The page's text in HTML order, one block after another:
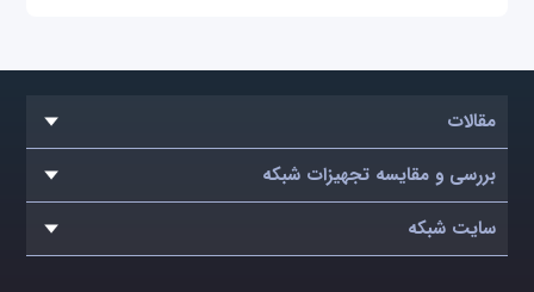
مقالات
بررسی و مقایسه تجهیزات شبکه
سایت شبکه